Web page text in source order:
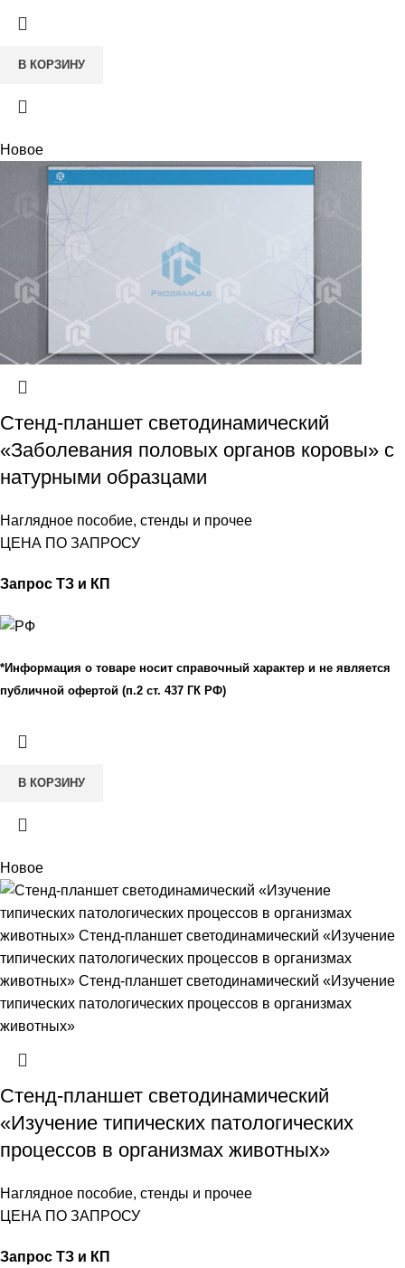
В КОРЗИНУ
Новое
Стенд-планшет светодинамический
«Заболевания половых органов коровы» с
натурными образцами
Наглядное пособие, стенды и прочее
ЦЕНА ПО ЗАПРОСУ
Запрос ТЗ и КП
*Информация о товаре носит справочный характер и не является
публичной офертой (п.2 ст. 437 ГК РФ)
В КОРЗИНУ
Новое
Стенд-планшет светодинамический
«Изучение типических патологических
процессов в организмах животных»
Наглядное пособие, стенды и прочее
ЦЕНА ПО ЗАПРОСУ
Запрос ТЗ и КП